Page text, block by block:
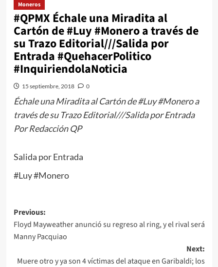
Moneros
#QPMX Échale una Miradita al
Cartón de #Luy #Monero a través de
su Trazo Editorial///Salida por
Entrada #QuehacerPolitico
#InquiriendolaNoticia
15 septiembre, 2018 0
Échale una Miradita al Cartón de #Luy #Monero a
través de su Trazo Editorial///Salida por Entrada
Por Redacción QP
Salida por Entrada
#Luy #Monero
Post
navigation
Previous:
Floyd Mayweather anunció su regreso al ring, y el rival será
Manny Pacquiao
Next:
Muere otro y ya son 4 víctimas del ataque en Garibaldi; los